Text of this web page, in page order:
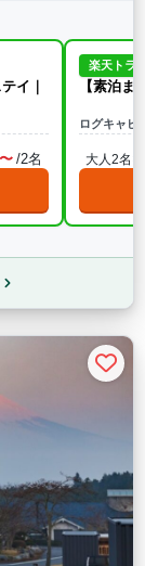
/2名
楽天トラ
【素泊
ログキャビ
大人2名